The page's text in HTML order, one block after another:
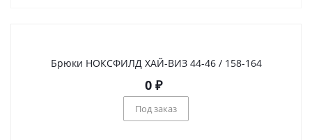
Брюки НОКСФИЛД ХАЙ-ВИЗ 44-46 / 158-164
0 ₽
Под заказ